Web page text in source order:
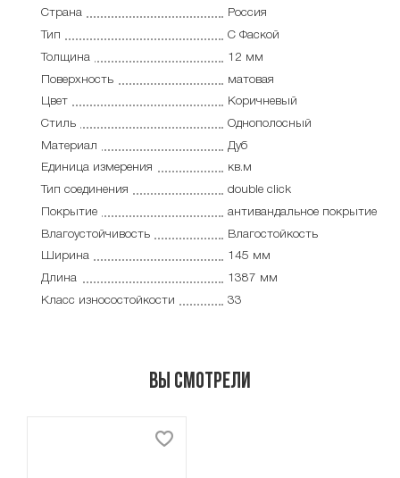
Страна
Россия
Тип
С Фаской
Толщина
12 мм
Поверхность
матовая
Цвет
Коричневый
Стиль
Однополосный
Материал
Дуб
Единица измерения
кв.м
Тип соединения
double click
Покрытие
антивандальное покрытие
Влагоустойчивость
Влагостойкость
Ширина
145 мм
Длина
1387 мм
Класс износостойкости
33
Вы смотрели